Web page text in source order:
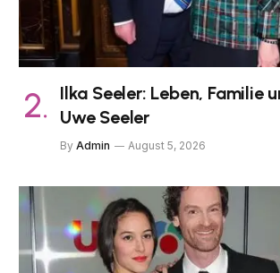
Ilka Seeler: Leben, Familie
Uwe Seeler
By Admin August 5, 2026